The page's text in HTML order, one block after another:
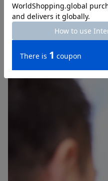
商品についてのご相